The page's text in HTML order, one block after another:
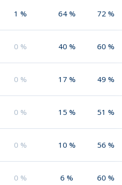
1 % 64 % 72 %
0 % 40 % 60 %
0 % 17 % 49 %
0 % 15 % 51 %
0 % 10 % 56 %
0 % 6 % 60 %